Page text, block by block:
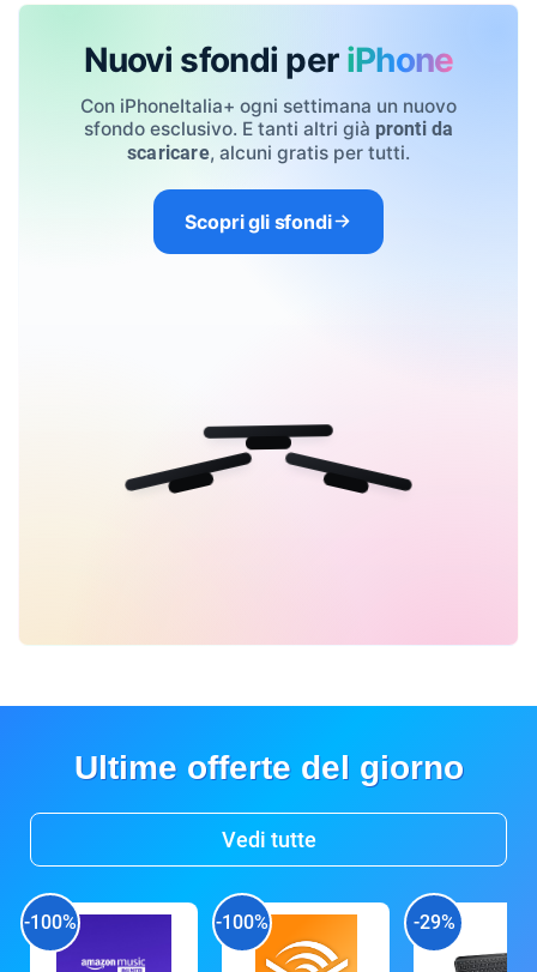
Nuovi sfondi per iPhone
Con iPhoneItalia+ ogni settimana un nuovo
sfondo esclusivo. E tanti altri già pronti da
scaricare, alcuni gratis per tutti.
Scopri gli sfondi
Ultime offerte del giorno
Vedi tutte
-100% -100% -29%